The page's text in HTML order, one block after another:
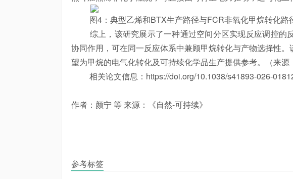
图4：典型乙烯和BTX生产路径与FCR非氧化甲烷转化路
综上，该研究展示了一种通过空间分区实现反应调控的
协同作用，可在同一反应体系中兼顾甲烷转化与产物选择性
望为甲烷的电气化转化及可持续化学品生产提供参考。（来源
相关论文信息：https://doi.org/10.1038/s41893-026-
作者：颜宁 等 来源：《自然-可持续》
参考标签